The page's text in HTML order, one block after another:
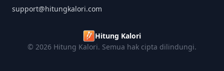
support@hitungkalori.com
Hitung Kalori
© 2026 Hitung Kalori. Semua hak cipta dilindungi.